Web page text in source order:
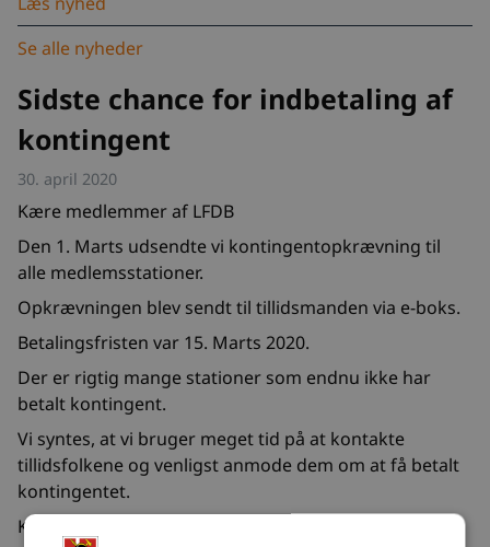
Se alle nyheder
Sidste chance for indbetaling af
kontingent
30. april 2020
Kære medlemmer af LFDB
Den 1. Marts udsendte vi kontingentopkrævning til
alle medlemsstationer.
Opkrævningen blev sendt til tillidsmanden via e-boks.
Betalingsfristen var 15. Marts 2020.
Der er rigtig mange stationer som endnu ikke har
betalt kontingent.
Vi syntes, at vi bruger meget tid på at kontakte
tillidsfolkene og venligst anmode dem om at få betalt
kontingentet.
Kontingentet er 250,- om året pr brandmand.